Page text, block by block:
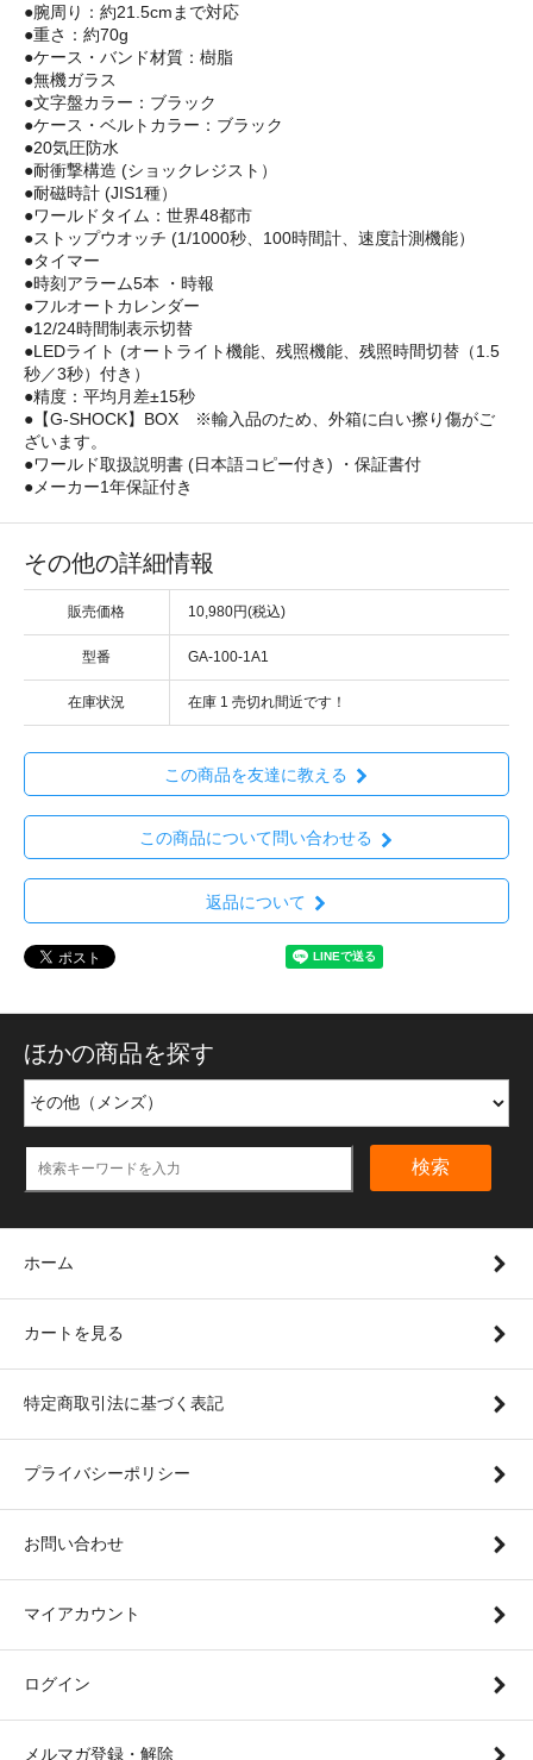
●腕周り：約21.5cmまで対応
●重さ：約70g
●ケース・バンド材質：樹脂
●無機ガラス
●文字盤カラー：ブラック
●ケース・ベルトカラー：ブラック
●20気圧防水
●耐衝撃構造 (ショックレジスト）
●耐磁時計 (JIS1種）
●ワールドタイム：世界48都市
●ストップウオッチ (1/1000秒、100時間計、速度計測機能）
●タイマー
●時刻アラーム5本 ・時報
●フルオートカレンダー
●12/24時間制表示切替
●LEDライト (オートライト機能、残照機能、残照時間切替（1.5
秒／3秒）付き）
●精度：平均月差±15秒
●【G-SHOCK】BOX ※輸入品のため、外箱に白い擦り傷がご
ざいます。
●ワールド取扱説明書 (日本語コピー付き) ・保証書付
●メーカー1年保証付き
その他の詳細情報
販売価格 10,980円(税込)
型番 GA-100-1A1
在庫状況 在庫 1 売切れ間近です！
この商品を友達に教える
この商品について問い合わせる
返品について
ほかの商品を探す
検索
ホーム
カートを見る
特定商取引法に基づく表記
プライバシーポリシー
お問い合わせ
マイアカウント
ログイン
メルマガ登録・解除